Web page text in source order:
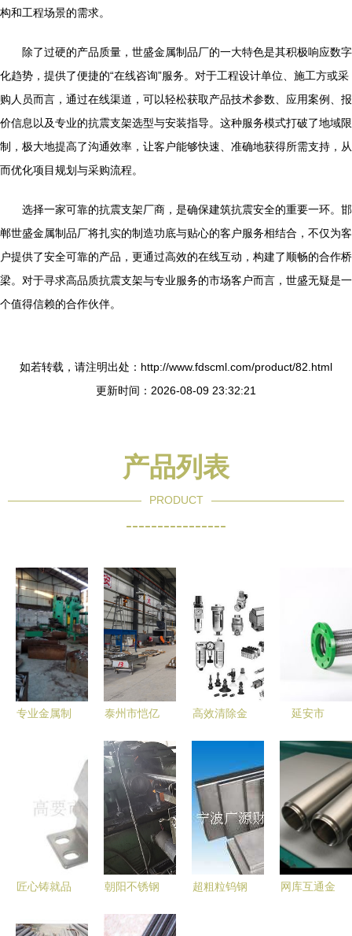
构和工程场景的需求。
除了过硬的产品质量，世盛金属制品厂的一大特色是其积极响应数字
化趋势，提供了便捷的“在线咨询”服务。对于工程设计单位、施工方或采
购人员而言，通过在线渠道，可以轻松获取产品技术参数、应用案例、报
价信息以及专业的抗震支架选型与安装指导。这种服务模式打破了地域限
制，极大地提高了沟通效率，让客户能够快速、准确地获得所需支持，从
而优化项目规划与采购流程。
选择一家可靠的抗震支架厂商，是确保建筑抗震安全的重要一环。邯
郸世盛金属制品厂将扎实的制造功底与贴心的客户服务相结合，不仅为客
户提供了安全可靠的产品，更通过高效的在线互动，构建了顺畅的合作桥
梁。对于寻求高品质抗震支架与专业服务的市场客户而言，世盛无疑是一
个值得信赖的合作伙伴。
如若转载，请注明出处：http://www.fdscml.com/product/82.html
更新时间：2026-08-09 23:32:21
产品列表
PRODUCT
----------------
专业金属制
城经济开发
区鸿发金属
制品加工厂
简介
泰州市恺亿
品质与创新
并驱的金属
制品行业典
范
高效清除金
解析
延安市
不锈钢波纹
金属软管
产品选集
匠心铸就品
金安达金属
朝阳不锈钢
久而精密的
超粗粒钨钢
网库互通金